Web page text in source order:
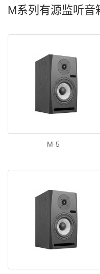
M系列有源监听音
M-5